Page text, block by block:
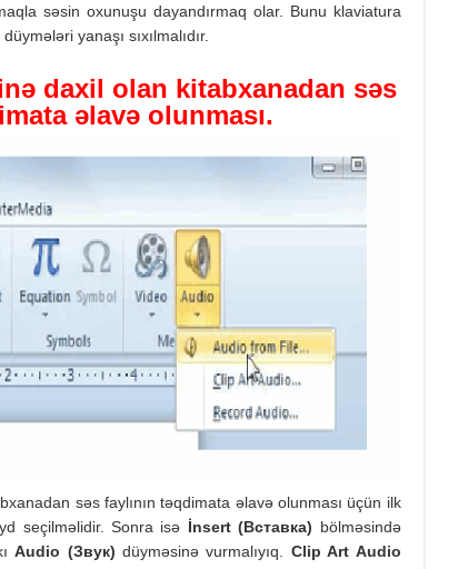
səsin oxunuşu dayandırmaq olar. Bunu klaviatura
düymələri yanaşı sıxılmalıdır.
daxil olan kitabxanadan səs
əlavə olunması.
səs faylının təqdimata əlavə olunması üçün ilk
seçilməlidir. Sonra isə İnsert (Вставка) bölməsində
Audio (Звук) düyməsinə vurmalıyıq. Clip Art Audio